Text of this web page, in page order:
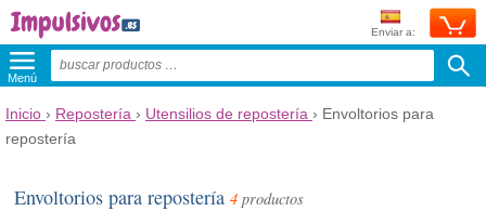
Enviar a:
Menú
Inicio › Repostería › Utensilios de repostería › Envoltorios para
repostería
Envoltorios para repostería4 productos